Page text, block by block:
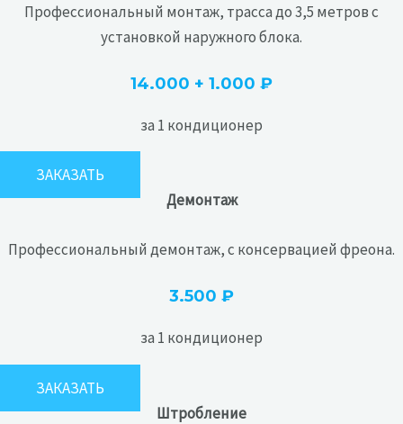
Профессиональный монтаж, трасса до 3,5 метров с
установкой наружного блока.
14.000 + 1.000 ₽
за 1 кондиционер
ЗАКАЗАТЬ
Демонтаж
Профессиональный демонтаж, с консервацией фреона.
3.500 ₽
за 1 кондиционер
ЗАКАЗАТЬ
Штробление